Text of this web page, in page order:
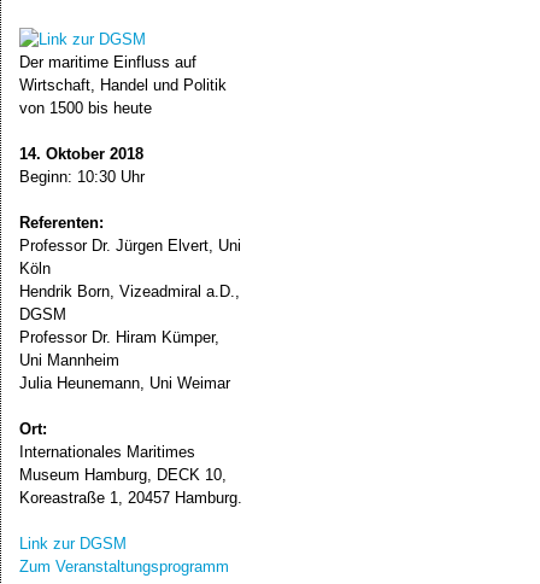
Der maritime Einfluss auf
Wirtschaft, Handel und Politik
von 1500 bis heute
14. Oktober 2018
Beginn: 10:30 Uhr
Referenten:
Professor Dr. Jürgen Elvert, Uni
Köln
Hendrik Born, Vizeadmiral a.D.,
DGSM
Professor Dr. Hiram Kümper,
Uni Mannheim
Julia Heunemann, Uni Weimar
Ort:
Internationales Maritimes
Museum Hamburg, DECK 10,
Koreastraße 1, 20457 Hamburg.
Link zur DGSM
Zum Veranstaltungsprogramm